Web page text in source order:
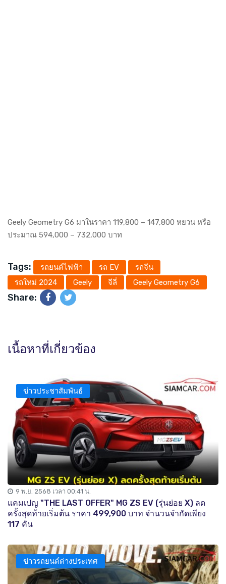
Geely Geometry G6 มาในราคา 119,800 – 147,800 หยวน หรือ
ประมาณ 594,000 – 732,000 บาท
Tags: รถยนต์ไฟฟ้า รถ EV
รถจีน
รถใหม่ 2024
Geely จีลี่ Geely Geometry G6
Share:
เนื้อหาที่เกี่ยวข้อง
ข่าวประชาสัมพันธ์
9 พ.ย. 2568 เวลา 00:41 น.
แคมเปญ "THE LAST OFFER" MG ZS EV (รุ่นย่อย X) ลด
ครั้งสุดท้ายเริ่มต้น ราคา 499,900 บาท จำนวนจำกัดเพียง
117 คัน
ข่าวรถยนต์ต่างประเทศ